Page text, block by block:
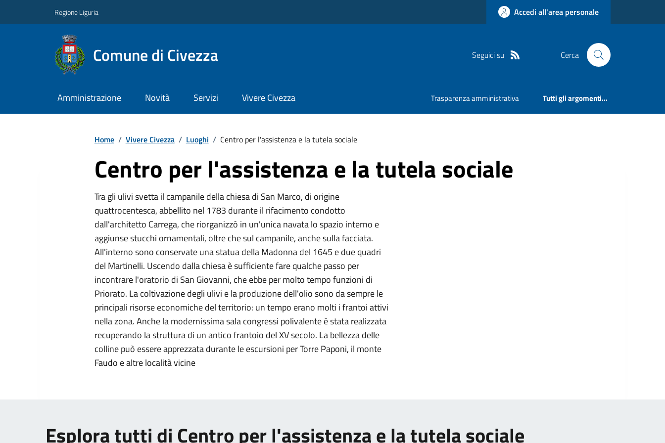
Regione Liguria Accedi all'area personale
Comune di Civezza Seguici su Cerca
Amministrazione Novità Servizi Vivere Civezza Trasparenza amministrativa Tutti gli argomenti...
Home / Vivere Civezza / Luoghi / Centro per l'assistenza e la tutela sociale
Centro per l'assistenza e la tutela sociale
Tra gli ulivi svetta il campanile della chiesa di San Marco, di origine
quattrocentesca, abbellito nel 1783 durante il rifacimento condotto
dall'architetto Carrega, che riorganizzò in un'unica navata lo spazio interno e
aggiunse stucchi ornamentali, oltre che sul campanile, anche sulla facciata.
All'interno sono conservate una statua della Madonna del 1645 e due quadri
del Martinelli. Uscendo dalla chiesa è sufficiente fare qualche passo per
incontrare l'oratorio di San Giovanni, che ebbe per molto tempo funzioni di
Priorato. La coltivazione degli ulivi e la produzione dell'olio sono da sempre le
principali risorse economiche del territorio: un tempo erano molti i frantoi attivi
nella zona. Anche la modernissima sala congressi polivalente è stata realizzata
recuperando la struttura di un antico frantoio del XV secolo. La bellezza delle
colline può essere apprezzata durante le escursioni per Torre Paponi, il monte
Faudo e altre località vicine
Esplora tutti di Centro per l'assistenza e la tutela sociale